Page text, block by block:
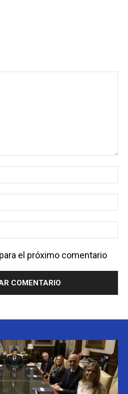
el próximo comentario